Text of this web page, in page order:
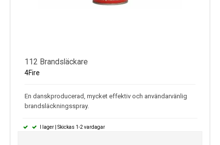
Restförsäljning
112 Brandsläckare
4Fire
En danskproducerad, mycket effektiv och användarvänlig
brandsläckningsspray.
I lager | Skickas 1-2 vardagar